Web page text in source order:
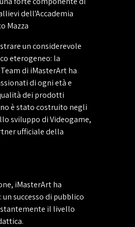
dell'Accademia
Mazza
un considerevole
eterogeneo: la
di iMasterArt ha
di ogni età e
dei prodotti
è stato costruito negli
sviluppo di Videogame,
ufficiale della
iMasterArt ha
: un successo di pubblico
il livello